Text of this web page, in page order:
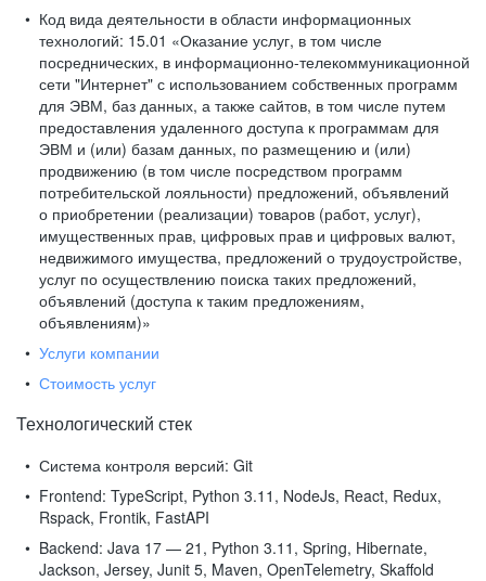
Код вида деятельности в области информационных
технологий: 15.01 «Оказание услуг, в том числе
посреднических, в информационно-телекоммуникационной
сети "Интернет" с использованием собственных программ
для ЭВМ, баз данных, а также сайтов, в том числе путем
предоставления удаленного доступа к программам для
ЭВМ и (или) базам данных, по размещению и (или)
продвижению (в том числе посредством программ
потребительской лояльности) предложений, объявлений
о приобретении (реализации) товаров (работ, услуг),
имущественных прав, цифровых прав и цифровых валют,
недвижимого имущества, предложений о трудоустройстве,
услуг по осуществлению поиска таких предложений,
объявлений (доступа к таким предложениям,
объявлениям)»
Услуги компании
Стоимость услуг
Технологический стек
Система контроля версий: Git
Frontend: TypeScript, Python 3.11, NodeJs, React, Redux,
Rspack, Frontik, FastAPI
Backend: Java 17 — 21, Python 3.11, Spring, Hibernate,
Jackson, Jersey, Junit 5, Maven, OpenTelemetry, Skaffold